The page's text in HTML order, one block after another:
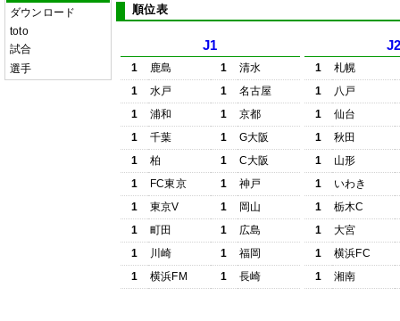
ダウンロード
toto
試合
選手
順位表
J1
1 鹿島 1
清水
1
水戸 1
名古屋
1
浦和 1
京都
1
千葉 1
G大阪
1
柏 1
C大阪
1
FC東京 1
神戸
1
東京V 1
岡山
1
町田 1
広島
1
川崎 1
福岡
1
横浜FM 1 長崎
1
札幌
1
八戸
1
仙台
1
秋田
1
山形
1
いわき
1
栃木C
1
大宮
1
横浜FC
1
湘南